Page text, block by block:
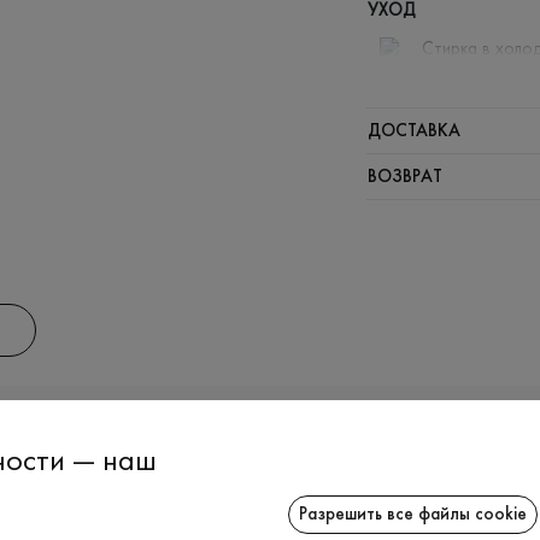
УХОД
Стирка в
ДОСТАВКА
ВОЗВРАТ
— наш
Разрешить все файлы cookie